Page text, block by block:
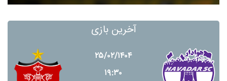
آخرین بازی
۲۵/۰۲/۱۴۰۴
۱۹:۳۰